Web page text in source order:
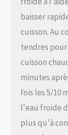
baisser
cuisson. Au
tendres
cuisson
minutes
fois les 5/10
l'eau froide
plus qu'à